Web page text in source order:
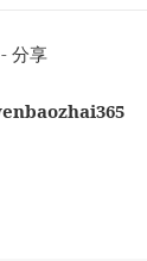
分享